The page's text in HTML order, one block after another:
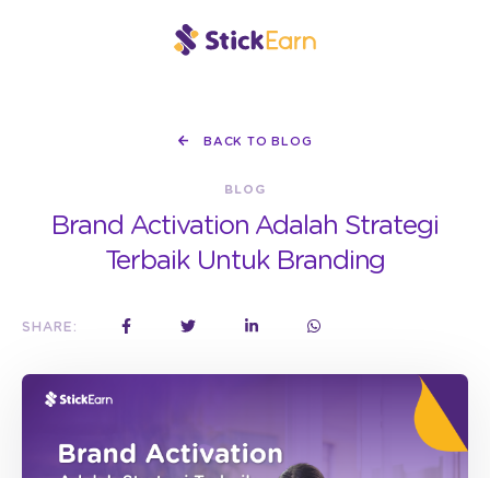
BACK TO BLOG
BLOG
Brand Activation Adalah Strategi
Terbaik Untuk Branding
SHARE: